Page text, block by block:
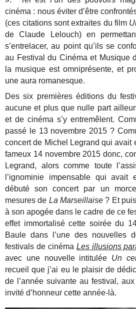
cinéma : nous éviter d’être
(ces citations sont extraites du film
de Claude Lelouch) en
s’entrelacer, au point qu’ils se
au Festival du Cinéma et Musique
la musique est omniprésente, et
une aura romanesque.
Des six premières éditions du
aucune et plus que nulle part
et de cinéma s’y entremêlent.
passé le 13 novembre 2015 ?
concert de Michel Legrand qui avait
fameux 14 novembre 2015 donc,
Legrand, alors comme toute
l’ignominie impensable qui
débuté son concert par un
mesures de La Marseillaise ? Et
à son apogée dans le cadre de ce
effet immortalisé cette soirée du
Baule dans l’une des nouvelles
festivals de cinéma Les illusions
avec une nouvelle intitulée Un
recueil que j’ai eu le plaisir de
de l’année suivante au festival,
invité d’honneur cette année-là.